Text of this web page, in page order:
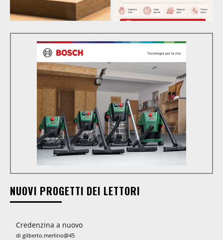
NUOVI PROGETTI DEI LETTORI
Credenzina a nuovo
di gilberto.merlino@45